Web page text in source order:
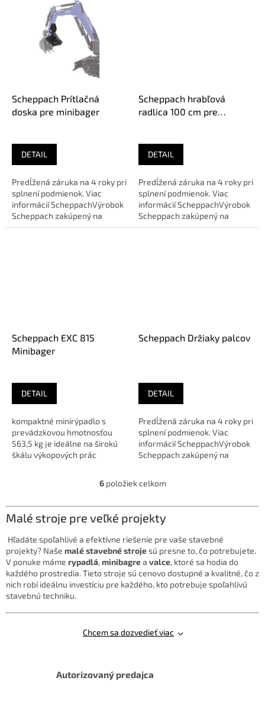
Scheppach Prítlačná
doska pre minibager
DETAIL
Predĺžená záruka na 4 roky pri
splnení podmienok. Viac
informácií ScheppachVýrobok
Scheppach zakúpený na
našom eshope v prípade
Scheppach hrabľová
radlica 100 cm pre
DETAIL
Predĺžená záruka na 4 roky pri
splnení podmienok. Viac
informácií ScheppachVýrobok
Scheppach zakúpený na
našom eshope v prípade
Scheppach EXC 815
Minibager
DETAIL
kompaktné minirýpadlo s
prevádzkovou hmotnosťou
563,5 kg je ideálne na širokú
škálu výkopových prác
Scheppach Držiaky palcov
DETAIL
Predĺžená záruka na 4 roky pri
splnení podmienok. Viac
informácií ScheppachVýrobok
Scheppach zakúpený na
O
l
á
a
c
i
e
p
v
y
i
6položiek celkom
Malé stroje pre veľké projekty
Hľadáte spoľahlivé a efektívne riešenie pre vaše stavebné
projekty? Naše malé stavebné strojesú presne to, čo potrebujete.
V ponuke máme rypadlá, minibagrea valce, ktoré sa hodia do
každého prostredia. Tieto stroje sú cenovo dostupné a kvalitné, čo z
nich robí ideálnu investíciu pre každého, kto potrebuje spoľahlivú
stavebnú techniku.
Chcem sa dozvedieť viac
Autorizovaný predajca